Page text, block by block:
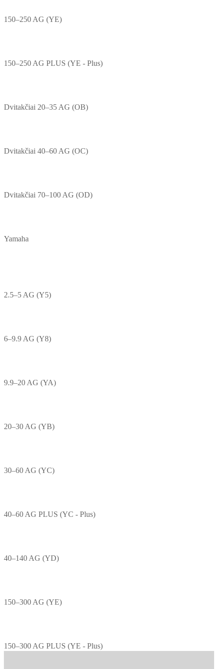
150–250 AG (YE)
150–250 AG PLUS (YE - Plus)
Dvitakčiai 20–35 AG (OB)
Dvitakčiai 40–60 AG (OC)
Dvitakčiai 70–100 AG (OD)
Yamaha
2.5–5 AG (Y5)
6–9.9 AG (Y8)
9.9–20 AG (YA)
20–30 AG (YB)
30–60 AG (YC)
40–60 AG PLUS (YC - Plus)
40–140 AG (YD)
150–300 AG (YE)
150–300 AG PLUS (YE - Plus)